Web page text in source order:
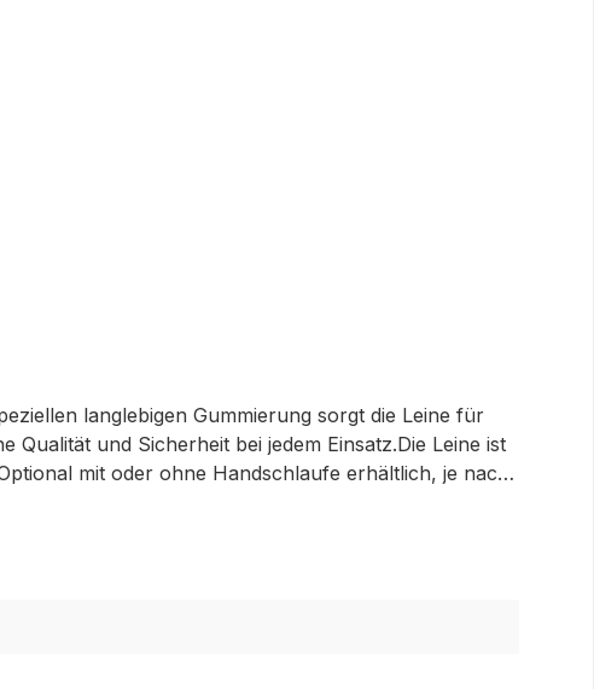
langlebigen Gummierung sorgt die Leine für
und Sicherheit bei jedem Einsatz.Die Leine ist
mit oder ohne Handschlaufe erhältlich, je nach
bei großen / stark ziehenden Hunden ab.